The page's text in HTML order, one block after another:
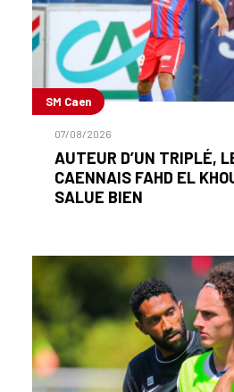
SM Caen
07/08/2026
AUTEUR D’UN TRIPLÉ,
CAENNAIS FAHD EL
SALUE BIEN